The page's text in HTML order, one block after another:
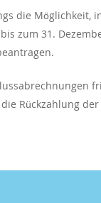
die Möglichkeit,
zum 31.
Rückzahlung